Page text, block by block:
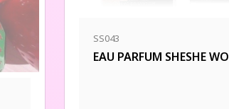
SS043
EAU PARFUM SHESHE